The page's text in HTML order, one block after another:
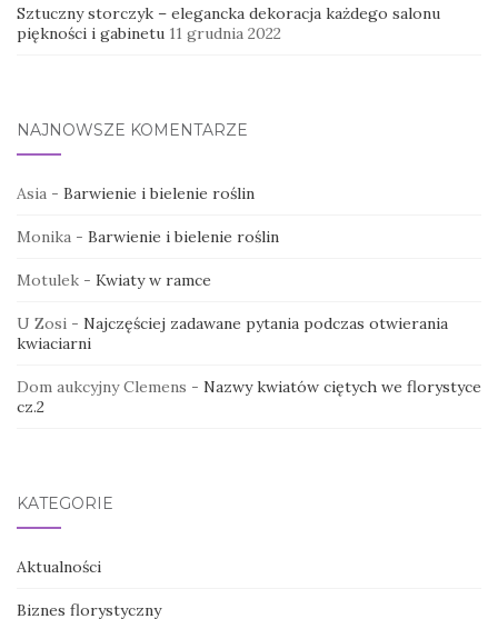
Sztuczny storczyk – elegancka dekoracja każdego salonu
piękności i gabinetu 11 grudnia 2022
NAJNOWSZE KOMENTARZE
Asia - Barwienie i bielenie roślin
Monika - Barwienie i bielenie roślin
Motulek - Kwiaty w ramce
U Zosi - Najczęściej zadawane pytania podczas otwierania
kwiaciarni
Dom aukcyjny Clemens - Nazwy kwiatów ciętych we florystyce
cz.2
KATEGORIE
Aktualności
Biznes florystyczny